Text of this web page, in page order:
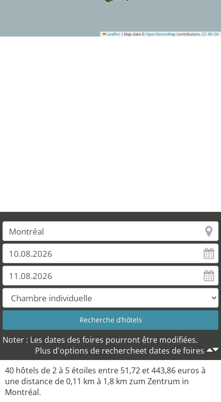
Leaflet | Map data © OpenStreetMap contributors, CC-BY-SA
Noter : Les dates des foires pourront être modifiées.
Plus d'options de rechercheet dates de foires
40 hôtels de 2 à 5 étoiles entre 51,72 et 443,86 euros à
une distance de 0,11 km à 1,8 km zum Zentrum in
Montréal.